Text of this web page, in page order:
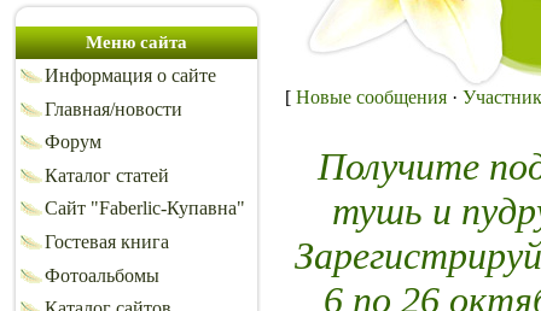
Меню сайта
Информация о сайте
Главная/новости
Форум
Каталог статей
Сайт "Faberlic-Купавна"
Гостевая книга
Фотоальбомы
[ Новые сообщения ·
Получите
тушь и
6 по 26